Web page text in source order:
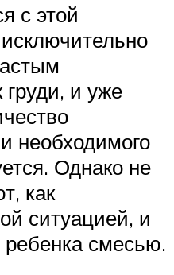
с этой
и уже
необходимого
Однако не
как
ситуацией, и
смесью.